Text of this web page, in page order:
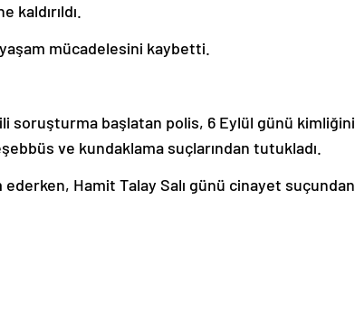
kaldırıldı.
mücadelesini kaybetti.
soruşturma başlatan polis, 6 Eylül günü kimliğini
ve kundaklama suçlarından tutukladı.
Hamit Talay Salı günü cinayet suçundan